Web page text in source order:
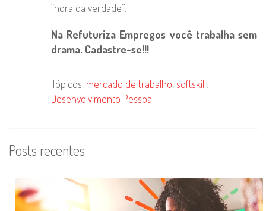
“hora da verdade”.
Na Refuturiza Empregos você trabalha sem
drama. Cadastre-se!!!
Tópicos: mercado de trabalho, softskill,
Desenvolvimento Pessoal
Posts recentes